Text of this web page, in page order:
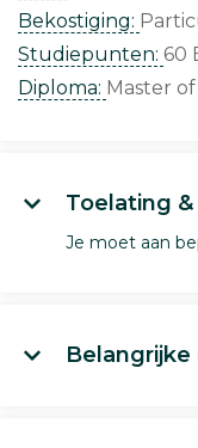
Bekostiging:
Studiepunten: 60
Diploma: Master
Toelating
Je moet aan
Belangrijke